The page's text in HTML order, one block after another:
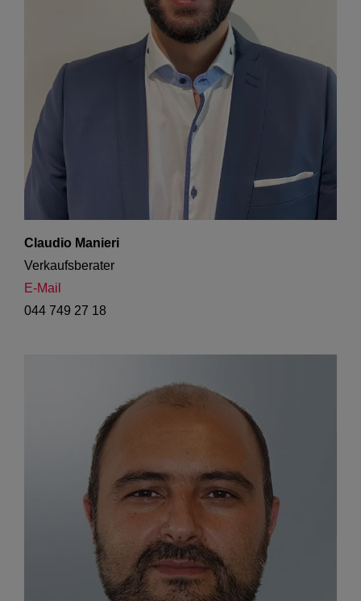
Claudio Manieri
Verkaufsberater
E-Mail
044 749 27 18